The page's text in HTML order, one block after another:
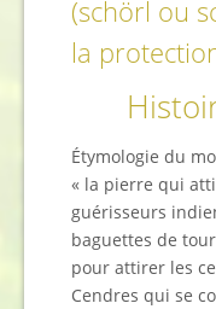
(schörl ou
la
Étymologie du
« la pierre qui
guérisseurs
baguettes de
pour attirer les
Cendres qui se